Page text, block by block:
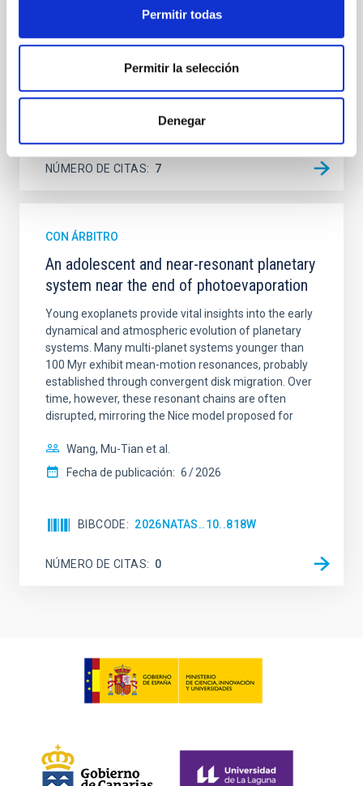
Permitir todas
Permitir la selección
Denegar
spectroscopy is needed to break the age-metallicity
Fecha de publicación: 6 2026
2026A&A...710A.158C
NÚMERO DE CITAS 7
CON ÁRBITRO
An adolescent and near-resonant planetary
system near the end of photoevaporation
Young exoplanets provide vital insights into the early
dynamical and atmospheric evolution of planetary
systems. Many multi-planet systems younger than
100 Myr exhibit mean-motion resonances, probably
established through convergent disk migration. Over
time, however, these resonant chains are often
disrupted, mirroring the Nice model proposed for
Wang, Mu-Tian et al.
Fecha de publicación: 6 2026
BIBCODE 2026NATAS..10..818W
NÚMERO DE CITAS 0